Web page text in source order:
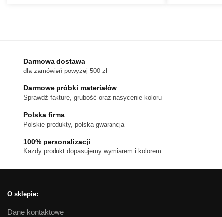
można
wybrać
na
produktu
Darmowa dostawa
dla zamówień powyżej 500 zł
Darmowe próbki materiałów
Sprawdź fakturę, grubość oraz nasycenie koloru
Polska firma
Polskie produkty, polska gwarancja
100% personalizacji
Kazdy produkt dopasujemy wymiarem i kolorem
O sklepie:
Dane kontaktowe